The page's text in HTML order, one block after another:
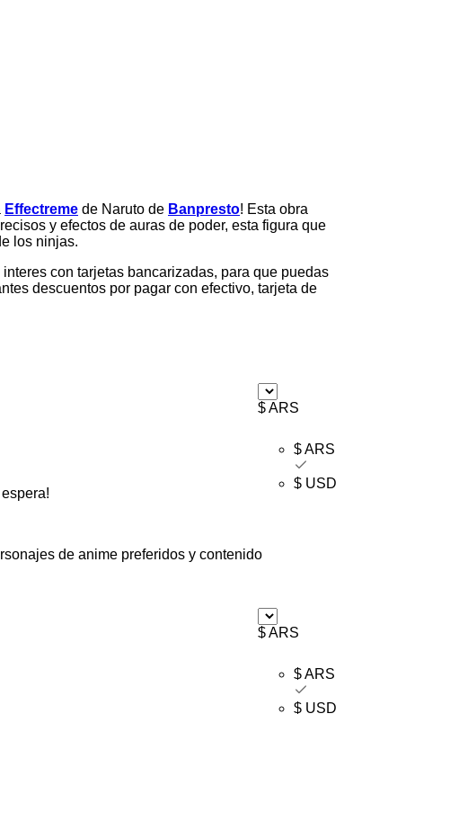
$ ARS
$ ARS
$ USD
$ ARS
$ ARS
$ USD
Effectreme de Naruto de Banpresto! Esta obra
y efectos de auras de poder, esta figura que
los ninjas.
con tarjetas bancarizadas, para que puedas
descuentos por pagar con efectivo, tarjeta de
de anime preferidos y contenido